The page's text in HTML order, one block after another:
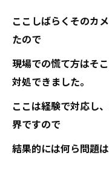
ここしばらくそのカ
たので
現場での慌て方はそ
対処できました。
ここは経験で対応し
界ですので
結果的には何ら問題は